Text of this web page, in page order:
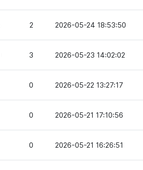
2 2026-05-24 18:53:50
3 2026-05-23 14:02:02
0 2026-05-22 13:27:17
0 2026-05-21 17:10:56
0 2026-05-21 16:26:51